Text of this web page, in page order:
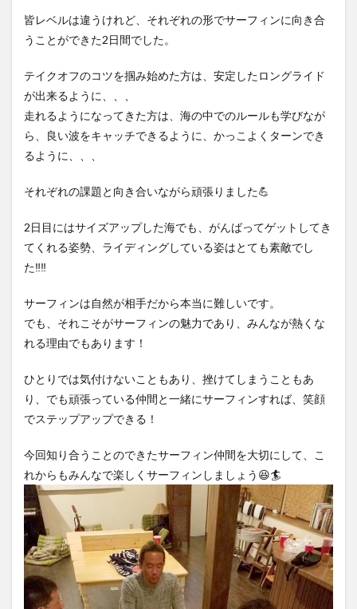
皆レベルは違うけれど、それぞれの形でサーフィンに向き合
うことができた2日間でした。
テイクオフのコツを掴み始めた方は、安定したロングライド
が出来るように、、、
走れるようになってきた方は、海の中でのルールも学びなが
ら、良い波をキャッチできるように、かっこよくターンでき
るように、、、
それぞれの課題と向き合いながら頑張りました💪
2日目にはサイズアップした海でも、がんばってゲットしてき
てくれる姿勢、ライディングしている姿はとても素敵でし
た‼️‼️
サーフィンは自然が相手だから本当に難しいです。
でも、それこそがサーフィンの魅力であり、みんなが熱くな
れる理由でもあります！
ひとりでは気付けないこともあり、挫けてしまうこともあ
り、でも頑張っている仲間と一緒にサーフィンすれば、笑顔
でステップアップできる！
今回知り合うことのできたサーフィン仲間を大切にして、こ
れからもみんなで楽しくサーフィンしましょう😆🏄